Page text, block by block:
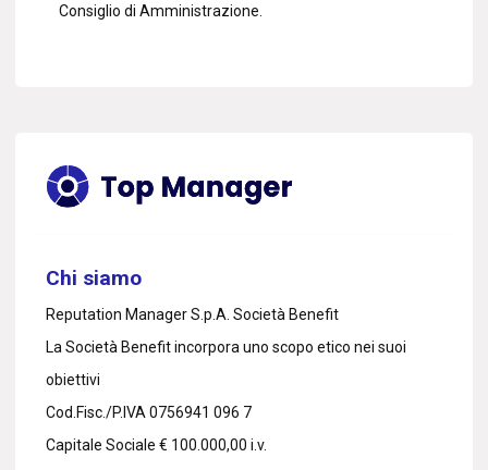
Consiglio di Amministrazione.
Chi siamo
Reputation Manager S.p.A. Società Benefit
La Società Benefit incorpora uno scopo etico nei suoi
obiettivi
Cod.Fisc./P.IVA 0756941 096 7
Capitale Sociale € 100.000,00 i.v.